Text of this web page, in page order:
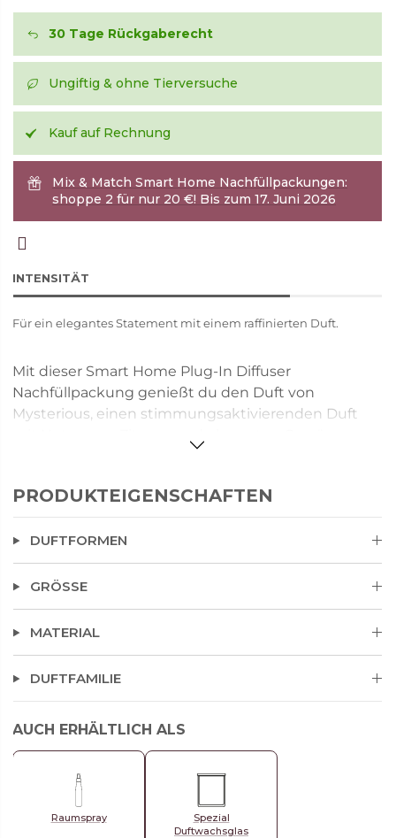
30 Tage Rückgaberecht
Ungiftig & ohne Tierversuche
Kauf auf Rechnung
Mix & Match Smart Home Nachfüllpackungen:
shoppe 2 für nur 20 €! Bis zum 17. Juni 2026
INTENSITÄT
Für ein elegantes Statement mit einem raffinierten Duft.
Mit dieser Smart Home Plug-In Diffuser
Nachfüllpackung genießt du den Duft von
Mysterious, einen stimmungsaktivierenden Duft
eine kühle Nachtbrise eine geheimnisvolle,
zauberhafte Atmosphäre.
PRODUKTEIGENSCHAFTEN
DUFTFORMEN
GRÖSSE
MATERIAL
DUFTFAMILIE
AUCH ERHÄLTLICH ALS
Raumspray
Spezial
Duftwachsglas